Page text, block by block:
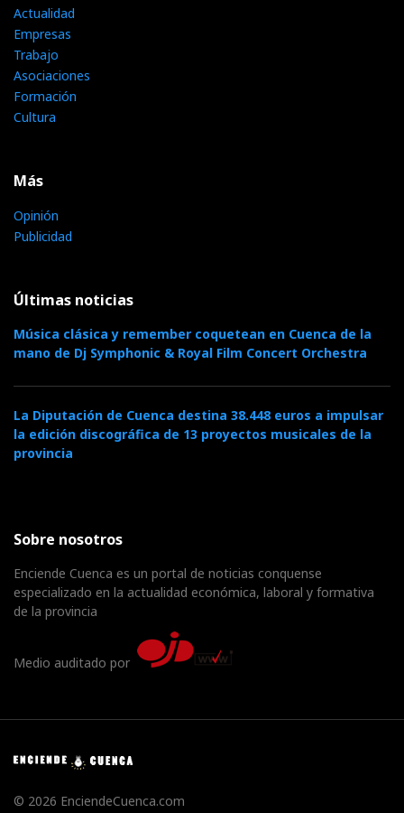
Actualidad
Empresas
Trabajo
Asociaciones
Formación
Cultura
Más
Opinión
Publicidad
Últimas noticias
Música clásica y remember coquetean en Cuenca de la
mano de Dj Symphonic & Royal Film Concert Orchestra
La Diputación de Cuenca destina 38.448 euros a impulsar
la edición discográfica de 13 proyectos musicales de la
provincia
Sobre nosotros
Enciende Cuenca es un portal de noticias conquense
especializado en la actualidad económica, laboral y formativa
de la provincia
Medio auditado por
© 2026 EnciendeCuenca.com